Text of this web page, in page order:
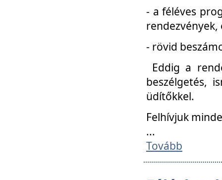
- a féléves
- rövid
Eddig a
beszélgetés,
üdítőkkel.
Felhívjuk
...
Tovább